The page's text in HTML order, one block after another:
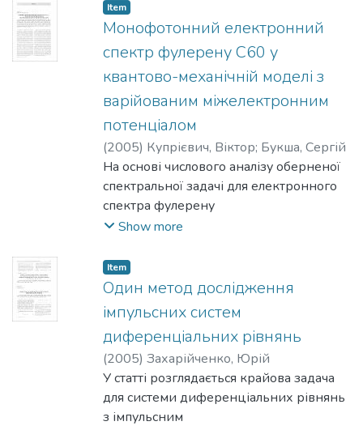
теоретичні ре­зультати можна
застосувати для дослідження процесів
зарядового переносу у бактеріальних
РЦ
і фотозбудженій перебудованій
структурі у ФЖП. Вперше встановлено
параметри, що характе­ризують
стаціонарні та кінетичні властивості
біологічних молекул.
Item
Монофотонний електронний
спектр фулерену С60 у
квантово-механічній моделі з
варійованим міжелектронним
потенціалом
(2005) Купрієвич, Віктор; Букша, Сергій
На основі числового аналізу оберненої
спектральної задачі для електронного
спектра фулерену
визначалися характеристики
електронами. Монофотонні
збудження розраховувалися в рамках
розширеної моделі Хабарда методом
конфігураційної взає­
модії. Параметри у міжелектронному
потенціалі оптимізувалися узгодженням
розрахованих ди­польно-активних
переходів з експериментальним
спектром поглинання Показано, що
Show more
Item
Один метод дослідження
імпульсних систем
диференціальних рівнянь
(2005) Захарійченко, Юрій
У статті розглядається крайова задача
для системи диференціальних рівнянь
з імпульсним